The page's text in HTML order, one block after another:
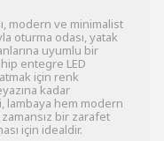
modern ve minimalist
oturma odası, yatak
uyumlu bir
entegre LED
için renk
kadar
lambaya hem modern
bir zarafet
için idealdir.